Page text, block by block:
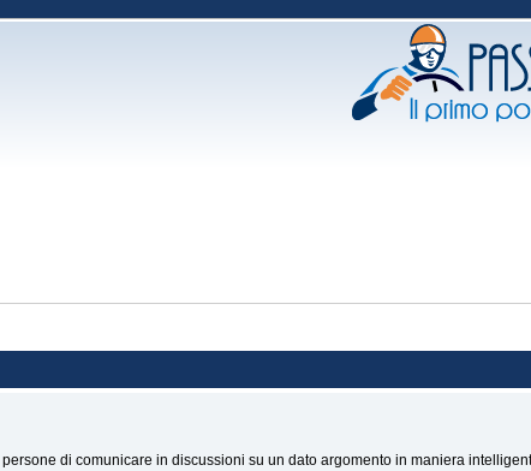
di comunicare in discussioni su un dato argomento in maniera